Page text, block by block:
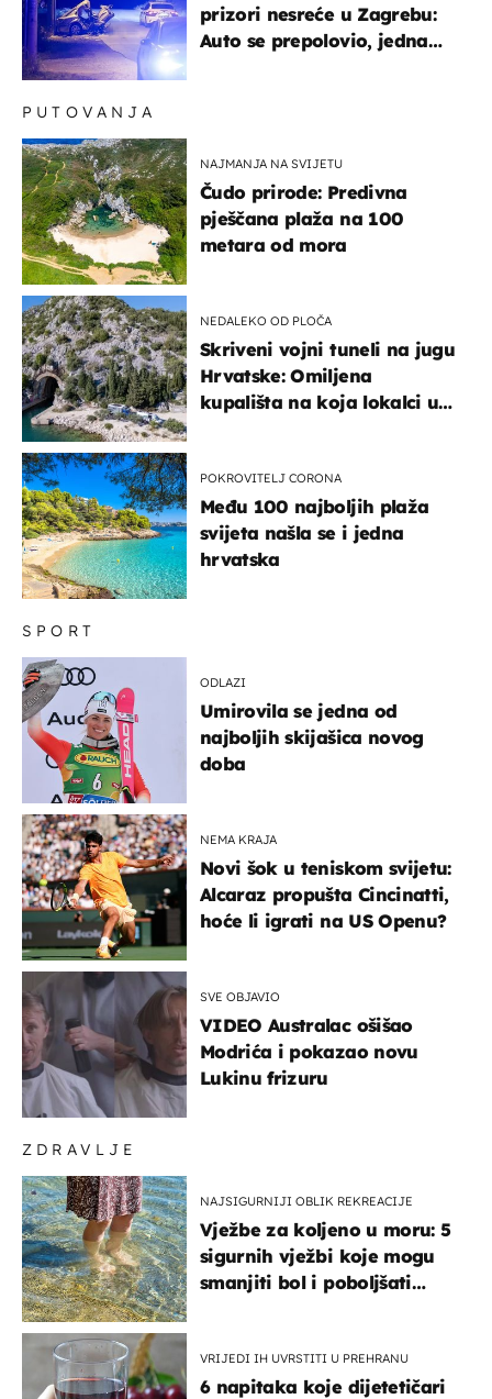
prizori nesreće u Zagrebu:
Auto se prepolovio, jedna
ZDRAVLJE
NAJSIGURNIJI OBLIK REKREACIJE
Vježbe za koljeno u moru: 5
sigurnih vježbi koje mogu
smanjiti bol i poboljšati
VRIJEDI IH UVRSTITI U PREHRANU
6 napitaka koje dijetetičari
SPORT
ODLAZI
Umirovila se jedna od
najboljih skijašica novog
doba
NEMA KRAJA
Novi šok u teniskom svijetu:
Alcaraz propušta Cincinatti,
hoće li igrati na US Openu?
SVE OBJAVIO
VIDEO Australac ošišao
Modrića i pokazao novu
Lukinu frizuru
PUTOVANJA
NAJMANJA NA SVIJETU
Čudo prirode: Predivna
pješčana plaža na 100
metara od mora
NEDALEKO OD PLOČA
Skriveni vojni tuneli na jugu
Hrvatske: Omiljena
kupališta na koja lokalci u
POKROVITELJ CORONA
Među 100 najboljih plaža
svijeta našla se i jedna
hrvatska